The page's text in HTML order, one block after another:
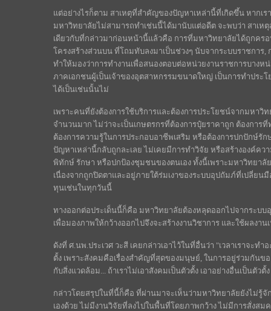
แต่อย่างไรก็ตาม สาเหตุที่สำคัญของปัญหาเหล่านี้ที่เกิดขึ้น หากเร
มหาวิทยาลัยไม่สามารถทำเช่นนี้ได้มานับแต่อดีต จะพบว่า สาเห
เดียวกับที่กล่าวมาก่อนหน้านี้แล้วคือ การที่มหาวิทยาลัยได้ถูกคร
โครงสร้างส่วนบน ที่โถมทับลงมาเป็นช่วงๆ นับจากระบบราชการ
ทำให้มองว่าการทำงานเพื่อสนองตอบต่อหน่วยงานราชการบาง
ภาคเอกชนผู้เป็นเจ้าของอุตสาหกรรมขนาดใหญ่ เป็นการทำประ
ได้เป็นเช่นนั้นไม่
เพราะคนที่ยังต้องการใช้บริการและต้องการประโยชน์จากมหา
จำนวนมาก ไม่ว่าจะเป็นเกษตรกรที่ต้องการปุ๋ยราคาถูก ต้องกา
ต้องการความรู้ในการประกอบอาชีพเสริม หรือต้องการปกปักษ์รั
ปัญหาเหล่านี้กลับถูกละเลย ไม่เคยมีการทำวิจัย หรือสร้างองค์ค
พิทักษ์ รักษา หรือปกป้องชุมชนของตนเอง ทั้งนี้เพราะมหาวิทยา
เนื่องจากถูกปิดตาและอยู่ภายใต้ร่มเงาของระบบอุปถัมภ์ที่เปลี่ย
ทุนเช่นในทุกวันนี้
ทางออกต่อประเด็นนี้ก็คือ มหาวิทยาลัยต้องหลุดออกไปจากระบ
เพื่อมองภาพให้กว้างออกไปจึงจะสร้างงานวิชาการ และใช้ผลงา
ดังที่ ศ.นพ.ประเวศ วะสี เคยกล่าวเอาไว้ในที่อื่นว่า "เวลาเราจะท
ตั้ง เพราะสังคมคือเรื่องสำคัญที่สุดของมนุษย์, ในการอยู่ร่วมกัน
กับสิ่งแวดล้อม... ถ้าเราไม่เอาสังคมเป็นตัวตั้ง เอาอย่างอื่นเป็นตัว
กล่าวโดยสรุปในที่นี้ก็คือ ที่ผ่านมาจะเห็นว่ามหาวิทยาลัยยังไม่รู้
เองด้วย ไม่มีงานวิจัยที่ลงไปในพื้นที่โดยภาพกว้าง ไม่มีการสั่งส